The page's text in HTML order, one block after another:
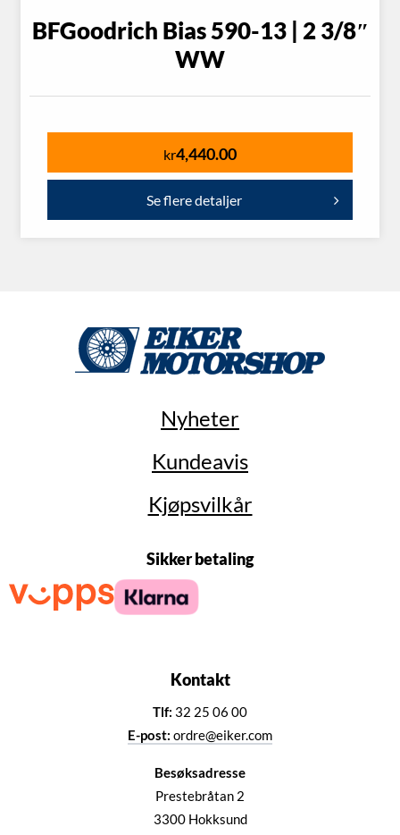
BFGoodrich Bias 590-13 | 2 3/8″
WW
kr4,440.00
Se flere detaljer
Nyheter
Kundeavis
Kjøpsvilkår
Sikker betaling
Kontakt
Tlf: 32 25 06 00
E-post: ordre@eiker.com
Besøksadresse
Prestebråtan 2
3300 Hokksund